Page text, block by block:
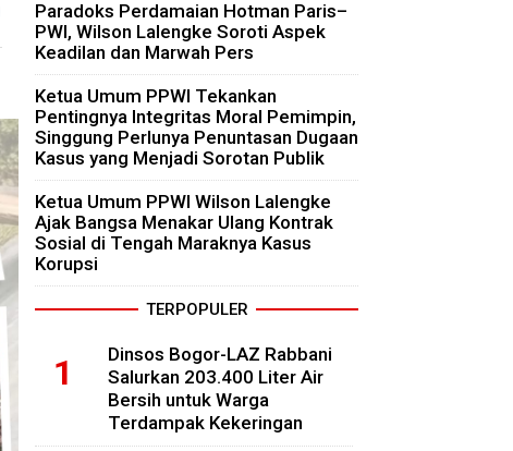
Paradoks Perdamaian Hotman Paris–
PWI, Wilson Lalengke Soroti Aspek
Keadilan dan Marwah Pers
Ketua Umum PPWI Tekankan
Pentingnya Integritas Moral Pemimpin,
Singgung Perlunya Penuntasan Dugaan
Kasus yang Menjadi Sorotan Publik
Ketua Umum PPWI Wilson Lalengke
Ajak Bangsa Menakar Ulang Kontrak
Sosial di Tengah Maraknya Kasus
Korupsi
TERPOPULER
Dinsos Bogor-LAZ Rabbani
Salurkan 203.400 Liter Air
Bersih untuk Warga
Terdampak Kekeringan